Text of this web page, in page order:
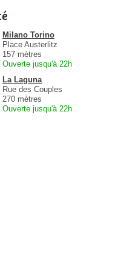
Milano Torino
Place Austerlitz
157 mètres
Ouverte jusqu'à 22h
La Laguna
Rue des Couples
270 mètres
Ouverte jusqu'à 22h